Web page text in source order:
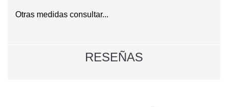
Otras medidas consultar...
RESEÑAS